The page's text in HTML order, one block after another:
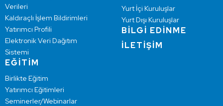
Verileri
Kaldıraçlı İşlem Bildirimleri
Yatırımcı Profili
Elektronik Veri Dağıtım
Sistemi
EĞİTİM
Birlikte Eğitim
Yatırımcı Eğitimleri
Seminerler/Webinarlar
Yurt İçi Kuruluşlar
Yurt Dışı Kuruluşlar
BİLGİ EDİNME
İLETİŞİM